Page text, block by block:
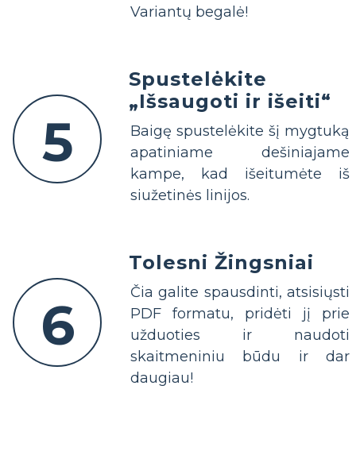
Variantų begalė!
5
Spustelėkite
„Išsaugoti ir išeiti“
Baigę spustelėkite šį mygtuką
apatiniame dešiniajame
kampe, kad išeitumėte iš
siužetinės linijos.
6
Tolesni Žingsniai
Čia galite spausdinti, atsisiųsti
PDF formatu, pridėti jį prie
užduoties ir naudoti
skaitmeniniu būdu ir dar
daugiau!